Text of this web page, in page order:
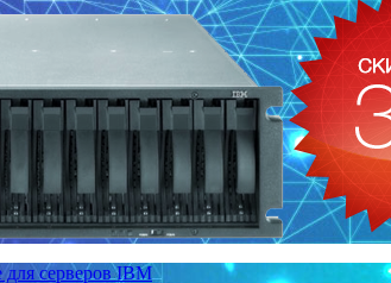
серверов IBM